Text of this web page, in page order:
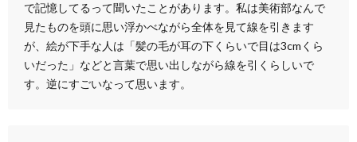
で記憶してるって聞いたことがあります。私は美術部なんで
見たものを頭に思い浮かべながら全体を見て線を引きます
が、絵が下手な人は「髪の毛が耳の下くらいで目は3cmくら
いだった」などと言葉で思い出しながら線を引くらしいで
す。逆にすごいなって思います。